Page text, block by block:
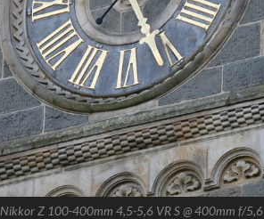
Nikkor Z 100-400mm 4,5-5,6 VR S @ 400mm f/5,6